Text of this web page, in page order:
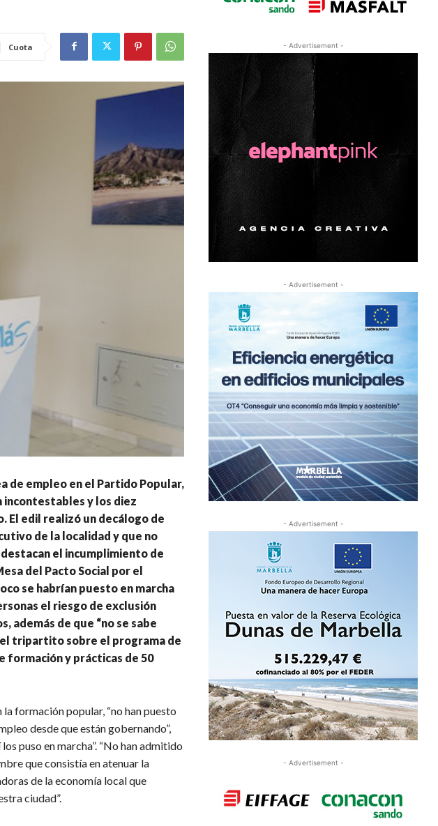
Cuota
de empleo en el Partido Popular,
incontestables y los diez
El edil realizó un decálogo de
de la localidad y que no
el incumplimiento de
del Pacto Social por el
se habrían puesto en marcha
el riesgo de exclusión
además de que “no se sabe
tripartito sobre el programa de
formación y prácticas de 50
formación popular, “no han puesto
desde que están gobernando”,
puso en marcha”. “No han admitido
que consistía en atenuar la
de la economía local que
ciudad”.
- Advertisement -
- Advertisement -
- Advertisement -
- Advertisement -